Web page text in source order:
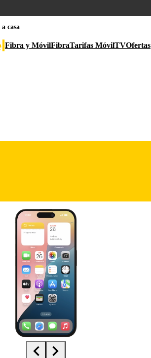
casa
Fibra y MóvilFibraTarifas MóvilTVOfertas